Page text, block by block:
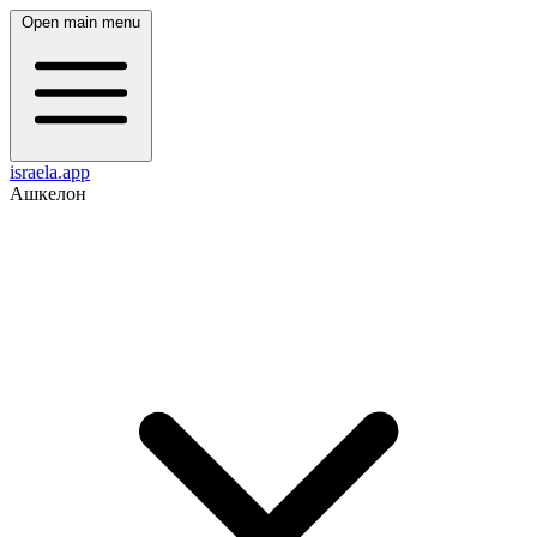
Open main menu
israela.app
Ашкелон